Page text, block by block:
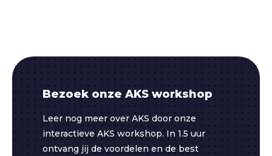
Bezoek onze AKS workshop
Leer nog meer over AKS door onze
interactieve AKS workshop. In 1.5 uur
ontvang jij de voordelen en de best